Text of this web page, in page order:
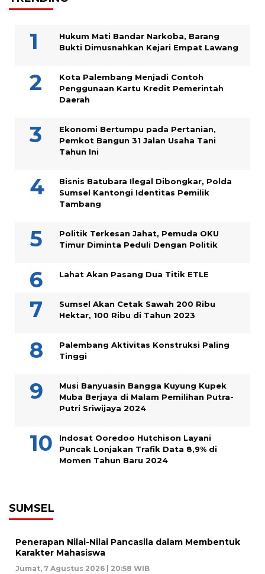
Hukum Mati Bandar Narkoba, Barang
Bukti Dimusnahkan Kejari Empat Lawang
Kota Palembang Menjadi Contoh
Penggunaan Kartu Kredit Pemerintah
Daerah
Ekonomi Bertumpu pada Pertanian,
Pemkot Bangun 31 Jalan Usaha Tani
Tahun Ini
Bisnis Batubara Ilegal Dibongkar, Polda
Sumsel Kantongi Identitas Pemilik
Tambang
Politik Terkesan Jahat, Pemuda OKU
Timur Diminta Peduli Dengan Politik
Lahat Akan Pasang Dua Titik ETLE
Sumsel Akan Cetak Sawah 200 Ribu
Hektar, 100 Ribu di Tahun 2023
Palembang Aktivitas Konstruksi Paling
Tinggi
Musi Banyuasin Bangga Kuyung Kupek
Muba Berjaya di Malam Pemilihan Putra-
Putri Sriwijaya 2024
Indosat Ooredoo Hutchison Layani
Puncak Lonjakan Trafik Data 8,9% di
Momen Tahun Baru 2024
SUMSEL
Penerapan Nilai-Nilai Pancasila dalam Membentuk
Karakter Mahasiswa
Jumat, 7 Agustus 2026 | 20:58 WIB